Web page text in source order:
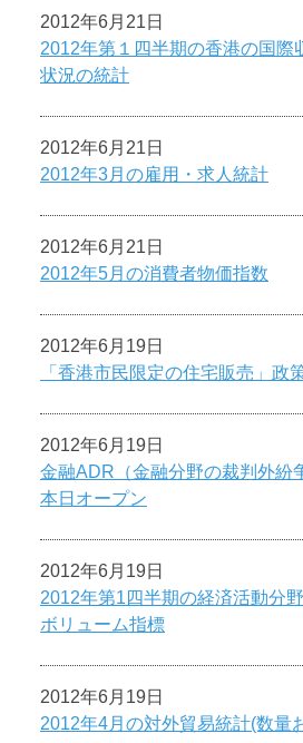
2012年6月21日
2012年第１四半期の香港の国際
状況の統計
2012年6月21日
2012年3月の雇用・求人統計
2012年6月21日
2012年5月の消費者物価指数
2012年6月19日
「香港市民限定の住宅販売」政
2012年6月19日
金融ADR（金融分野の裁判外紛
本日オープン
2012年6月19日
2012年第1四半期の経済活動分
ボリューム指標
2012年6月19日
2012年4月の対外貿易統計(数量